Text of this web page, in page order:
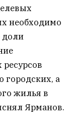
необходимо
доли
городских, а
жилья в
Ярманов.